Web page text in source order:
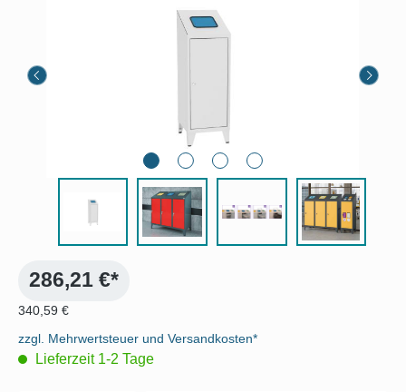
286,21 €*
340,59 €
zzgl. Mehrwertsteuer und Versandkosten*
Lieferzeit 1-2 Tage